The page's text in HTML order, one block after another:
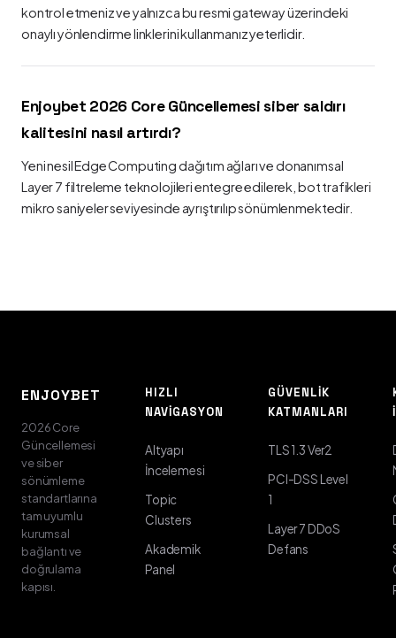
kontrol etmeniz ve yalnızca bu resmi gateway üzerindeki
onaylı yönlendirme linklerini kullanmanız yeterlidir.
Enjoybet 2026 Core Güncellemesi siber saldırı
kalitesini nasıl artırdı?
Yeni nesil Edge Computing dağıtım ağları ve donanımsal
Layer 7 filtreleme teknolojileri entegre edilerek, bot trafikleri
mikro saniyeler seviyesinde ayrıştırılıp sönümlenmektedir.
ENJOYBET
2026 Core
Güncellemesi
ve siber
sönümleme
standartlarına
tam uyumlu
kurumsal
bağlantı ve
doğrulama
kapısı.
HIZLI
NAVIGASYON
Altyapı
İncelemesi
Topic
Clusters
Akademik
Panel
GÜVENLIK
KATMANLARI
TLS 1.3 Ver2
PCI-DSS Level
1
Layer 7 DDoS
Defans